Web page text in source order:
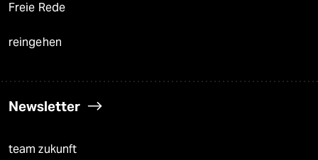
Freie Rede
reingehen
Newsletter
team zukunft